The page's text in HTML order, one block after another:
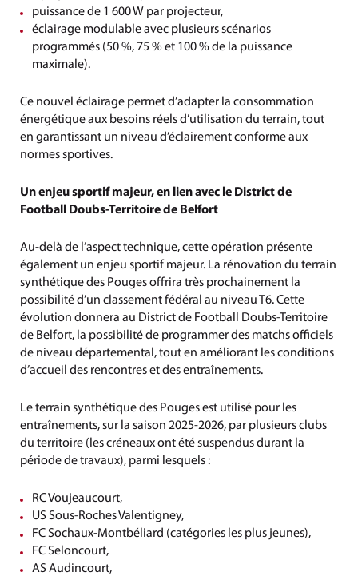
puissance de 1 600 W par projecteur,
éclairage modulable avec plusieurs scénarios
programmés (50 %, 75 % et 100 % de la puissance
maximale).
Ce nouvel éclairage permet d’adapter la consommation
énergétique aux besoins réels d’utilisation du terrain, tout
en garantissant un niveau d’éclairement conforme aux
normes sportives.
Un enjeu sportif majeur, en lien avec le District de
Football Doubs-Territoire de Belfort
Au-delà de l’aspect technique, cette opération présente
également un enjeu sportif majeur. La rénovation du terrain
synthétique des Pouges offrira très prochainement la
possibilité d’un classement fédéral au niveau T6. Cette
évolution donnera au District de Football Doubs-Territoire
de Belfort, la possibilité de programmer des matchs officiels
de niveau départemental, tout en améliorant les conditions
d’accueil des rencontres et des entraînements.
Le terrain synthétique des Pouges est utilisé pour les
entraînements, sur la saison 2025-2026, par plusieurs clubs
du territoire (les créneaux ont été suspendus durant la
période de travaux), parmi lesquels :
RC Voujeaucourt,
US Sous-Roches Valentigney,
FC Sochaux-Montbéliard (catégories les plus jeunes),
FC Seloncourt,
AS Audincourt,